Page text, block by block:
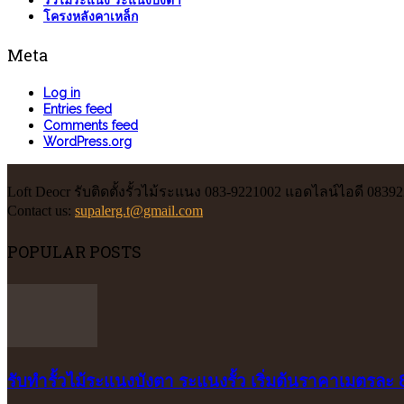
โครงหลังคาเหล็ก
Meta
Log in
Entries feed
Comments feed
WordPress.org
Loft Deocr รับติดตั้งรั้วไม้ระแนง 083-9221002 แอดไลน์ไอดี
Contact us: supalerg.t@gmail.com
POPULAR POSTS
รับทำรั้วไม้ระแนงบังตา ระแนงรั้ว เริ่มต้นราคาเมตรละ